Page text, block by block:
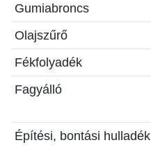
Gumiabroncs
Olajszűrő
Fékfolyadék
Fagyálló
Építési, bontási hulladék